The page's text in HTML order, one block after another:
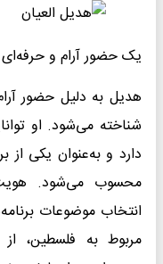
یک حضور آرام و حرفه‌ای
هدیل به دلیل حضور
شناخته می‌شود. او
دارد و به‌عنوان یکی
محسوب می‌شود.
انتخاب موضوعات
مربوط به فلسطین،